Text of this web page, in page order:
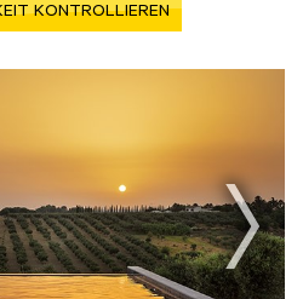
KONTROLLIEREN